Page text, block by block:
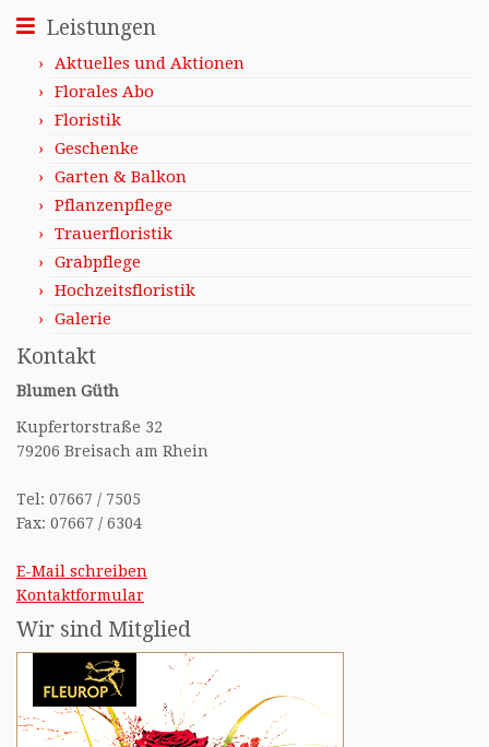
Leistungen
Aktuelles und Aktionen
Florales Abo
Floristik
Geschenke
Garten & Balkon
Pflanzenpflege
Trauerfloristik
Grabpflege
Hochzeitsfloristik
Galerie
Kontakt
Blumen Güth
Kupfertorstraße 32
79206 Breisach am Rhein
Tel: 07667 / 7505
Fax: 07667 / 6304
E-Mail schreiben
Kontaktformular
Wir sind Mitglied